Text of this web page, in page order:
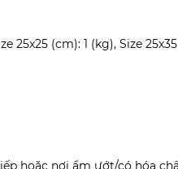
25x25 (cm): 1 (kg), Size
hoặc nơi ẩm ướt/có hóa